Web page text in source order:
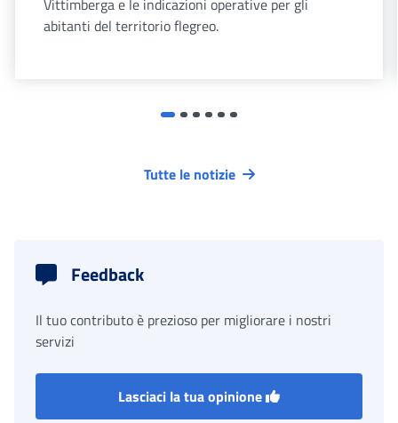
Vittimberga e le indicazioni operative per gli
abitanti del territorio flegreo.
Tutte le notizie
Feedback
Il tuo contributo è prezioso per migliorare i nostri
servizi
Lasciaci la tua opinione